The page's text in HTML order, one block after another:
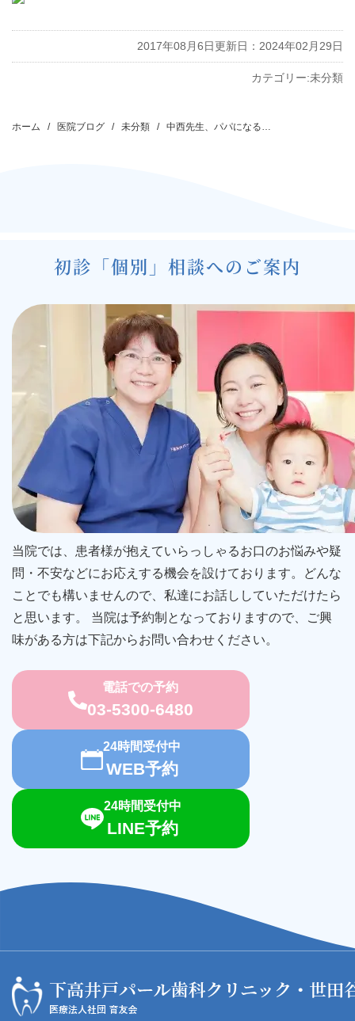
2017年08月6日更新日：2024年02月29日
カテゴリー:未分類
稿
ホーム 医院ブログ 未分類 中西先生、パパになる…
初診「個別」相談へのご案内
当院では、患者様が抱えていらっしゃるお口のお悩みや疑
問・不安などにお応えする機会を設けております。どんな
ことでも構いませんので、私達にお話ししていただけたら
と思います。 当院は予約制となっておりますので、ご興
味がある方は下記からお問い合わせください。
電話での予約
03-5300-6480
24時間受付中
WEB予約
24時間受付中
LINE予約